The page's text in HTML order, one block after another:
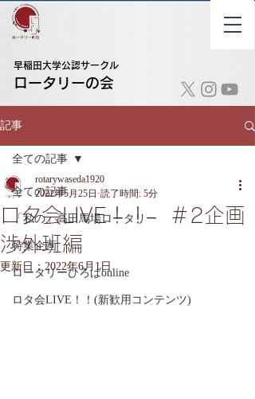
​ロータリーの会
早稲田大学公認サークル
記事
全ての記事
「私の」高田馬場ロータリー
特集企画
ロータリーひろばonline
ロタ会LIVE！！(新歓用コンテンツ)
全ての記事
ロタ会LIVE！！ ＃2企画
渉外班編
rotarywaseda1920
2022年5月25日 読了時間: 5分
更新日：2022年6月1日